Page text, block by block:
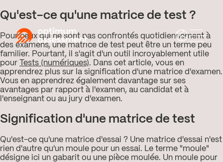
Qu'est-ce qu'une matrice de test ?
Pour ceux qui ne sont pas confrontés quotidiennement à
des examens, une matrice de test peut être un terme peu
familier. Pourtant, il s'agit d'un outil incroyablement utile
pour
Tests (numériques). Dans cet article, vous en
apprendrez plus sur la signification d'une matrice d'examen.
Vous en apprendrez également davantage sur ses
avantages par rapport à l'examen, au candidat et à
l'enseignant ou au jury d'examen.
Signification d'une matrice de test
Qu'est-ce qu'une matrice d'essai ? Une matrice d'essai n'est
rien d'autre qu'un moule pour un essai. Le terme "moule"
désigne ici un gabarit ou une pièce moulée. Un moule pour